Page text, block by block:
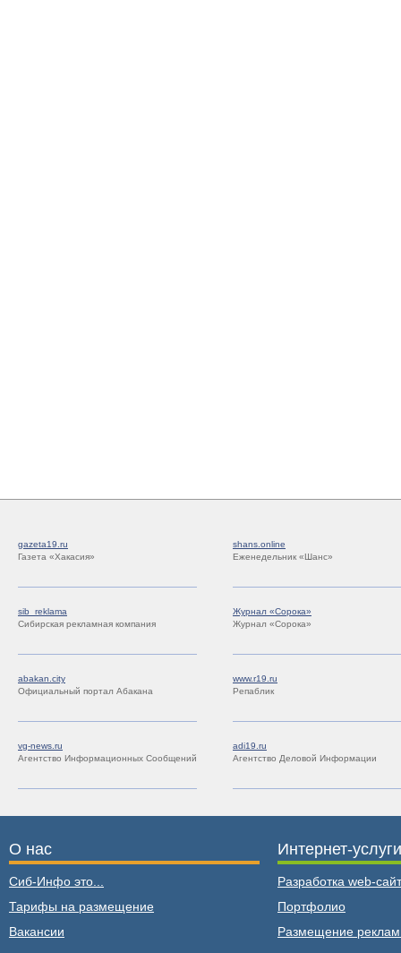
gazeta19.ru
Газета «Хакасия»
shans.online
Еженедельник «Шанс»
sib_reklama
Сибирская рекламная компания
Журнал «Сорока»
Журнал «Сорока»
abakan.city
Официальный портал Абакана
www.r19.ru
Репаблик
vg-news.ru
Агентство Информационных Сообщений
adi19.ru
Агентство Деловой Информации
О нас
Сиб-Инфо это...
Тарифы на размещение
Вакансии
Интернет-услуги
Разработка web-
Портфолио
Размещение